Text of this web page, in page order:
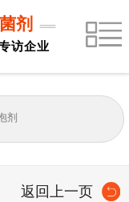
剂
访企业
返回上一页